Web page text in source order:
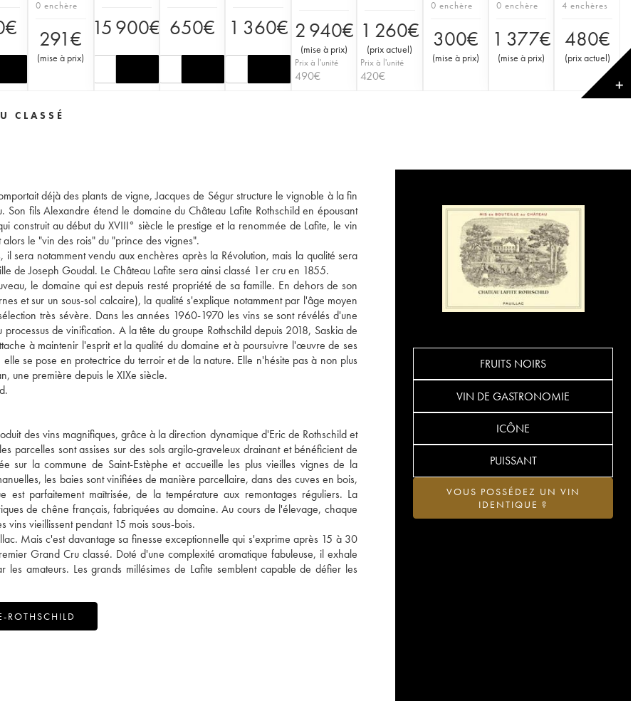
€
0 enchère
291€
(mise à prix)
15 900€ 650€ 1 360€ 2 940€
(mise à prix)
Prix à l'unité
490€
1 260€
(prix actuel)
Prix à l'unité
420€
0 enchère
300€
(mise à prix)
0 enchère
1 377€
(mise à prix)
4 enchères
480€
(prix actuel)
✕
CLASSÉ
déjà des plants de vigne, Jacques de Ségur structure le vignoble à la fin
fils Alexandre étend le domaine du Château Lafite Rothschild en épousant
au début du XVIII° siècle le prestige et la renommée de Lafite, le vin
le "vin des rois" du "prince des vignes".
sera notamment vendu aux enchères après la Révolution, mais la qualité sera
de Joseph Goudal. Le Château Lafite sera ainsi classé 1er cru en 1855.
le domaine qui est depuis resté propriété de sa famille. En dehors de son
et sur un sous-sol calcaire), la qualité s'explique notamment par l'âge moyen
très sévère. Dans les années 1960-1970 les vins se sont révélés d'une
de vinification. A la tête du groupe Rothschild depuis 2018, Saskia de
à maintenir l'esprit et la qualité du domaine et à poursuivre l'œuvre de ses
se pose en protectrice du terroir et de la nature. Elle n'hésite pas à non plus
une première depuis le XIXe siècle.
des vins magnifiques, grâce à la direction dynamique d'Eric de Rothschild et
parcelles sont assises sur des sols argilo-graveleux drainant et bénéficient de
sur la commune de Saint-Estèphe et accueille les plus vieilles vignes de la
les baies sont vinifiées de manière parcellaire, dans des cuves en bois,
parfaitement maîtrisée, de la température aux remontages réguliers. La
de chêne français, fabriquées au domaine. Au cours de l'élevage, chaque
vieillissent pendant 15 mois sous-bois.
Mais c'est davantage sa finesse exceptionnelle qui s'exprime après 15 à 30
Grand Cru classé. Doté d'une complexité aromatique fabuleuse, il exhale
amateurs. Les grands millésimes de Lafite semblent capable de défier les
ROTHSCHILD
FRUITS NOIRS
VIN DE GASTRONOMIE
ICÔNE
PUISSANT
VOUS POSSÉDEZ UN VIN
IDENTIQUE ?